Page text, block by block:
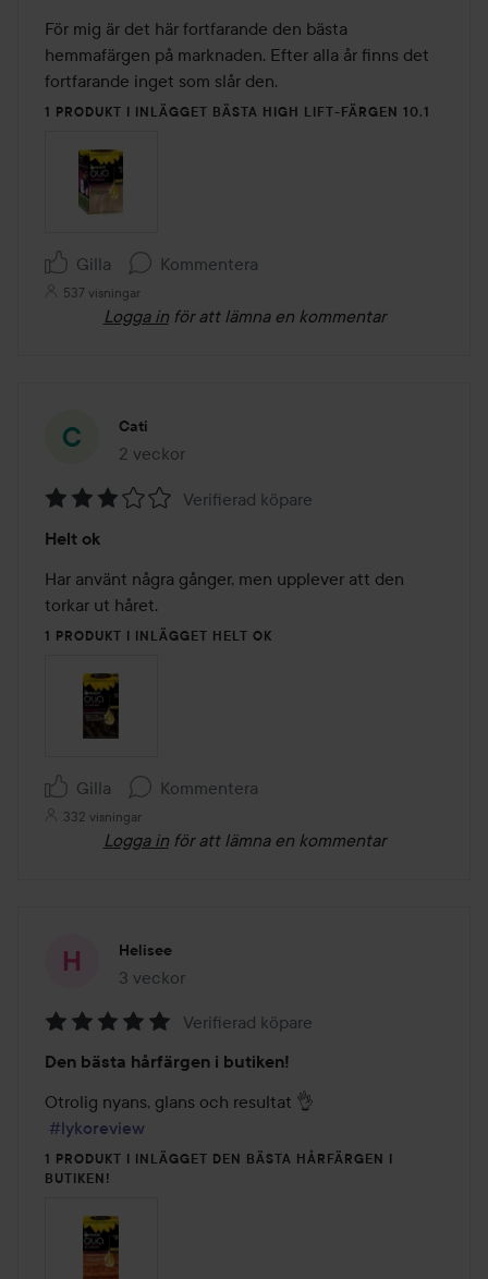
För mig är det här fortfarande den bästa
hemmafärgen på marknaden. Efter alla år finns det
fortfarande inget som slår den.
1 PRODUKT I INLÄGGET BÄSTA HIGH LIFT-FÄRGEN 10.1
Gilla Kommentera
537 visningar
Logga in för att lämna en kommentar
Cati
2 veckor
Inlägget skapades 2 veckor
3
av
5
Verifierad köpare
Helt ok
Har använt några gånger, men upplever att den
torkar ut håret.
1 PRODUKT I INLÄGGET HELT OK
Gilla Kommentera
332 visningar
Logga in för att lämna en kommentar
Helisee
3 veckor
Inlägget skapades 3 veckor
5
av
5
Verifierad köpare
Den bästa hårfärgen i butiken!
Otrolig nyans, glans och resultat 👌
#lykoreview
1 PRODUKT I INLÄGGET DEN BÄSTA HÅRFÄRGEN I
BUTIKEN!